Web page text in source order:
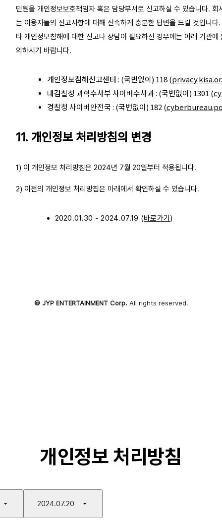
민원을 개인정보보호책임자 혹은 담당부서로 신고하실 수 있습니다. 회
는 이용자들의 신고사항에 대해 신속하게 충분한 답변을 드릴 것입니다
타 개인정보침해에 대한 신고나 상담이 필요하신 경우에는 아래 기관에
의하시기 바랍니다.
개인정보침해신고센터 : (국번없이) 118 (
대검찰청 과학수사부 사이버수사과 : (국번없이) 1301 (
경찰청 사이버안전국 : (국번없이) 182 (
11. 개인정보 처리방침의 변경
1) 이 개인정보 처리방침은 2024년 7월 20일부터 적용됩니다.
2) 이전의 개인정보 처리방침은 아래에서 확인하실 수 있습니다.
2020.01.30 - 2024.07.19 (바로가기 )
© JYP ENTERTAINMENT Corp.All rights reserved.
개인정보 처리방침
2024.07.20